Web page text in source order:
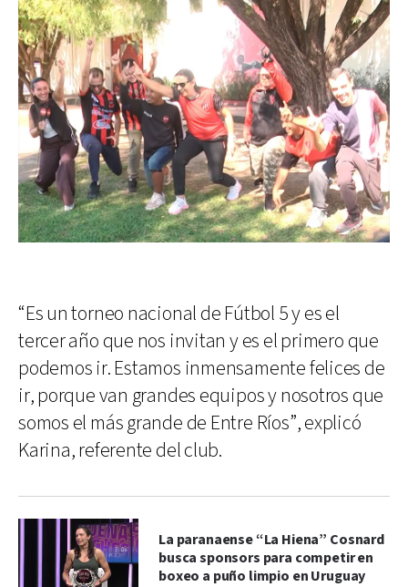
“Es un torneo nacional de Fútbol 5 y es el
tercer año que nos invitan y es el primero que
podemos ir. Estamos inmensamente felices de
ir, porque van grandes equipos y nosotros que
somos el más grande de Entre Ríos”, explicó
Karina, referente del club.
La paranaense “La Hiena” Cosnard
busca sponsors para competir en
boxeo a puño limpio en Uruguay